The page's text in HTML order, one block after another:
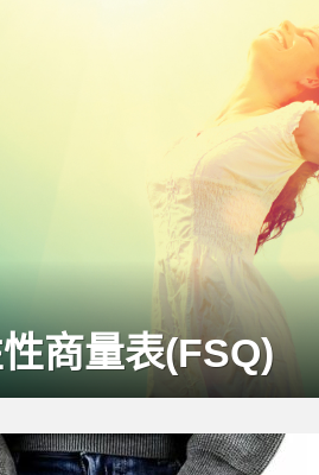
商量表(FSQ)